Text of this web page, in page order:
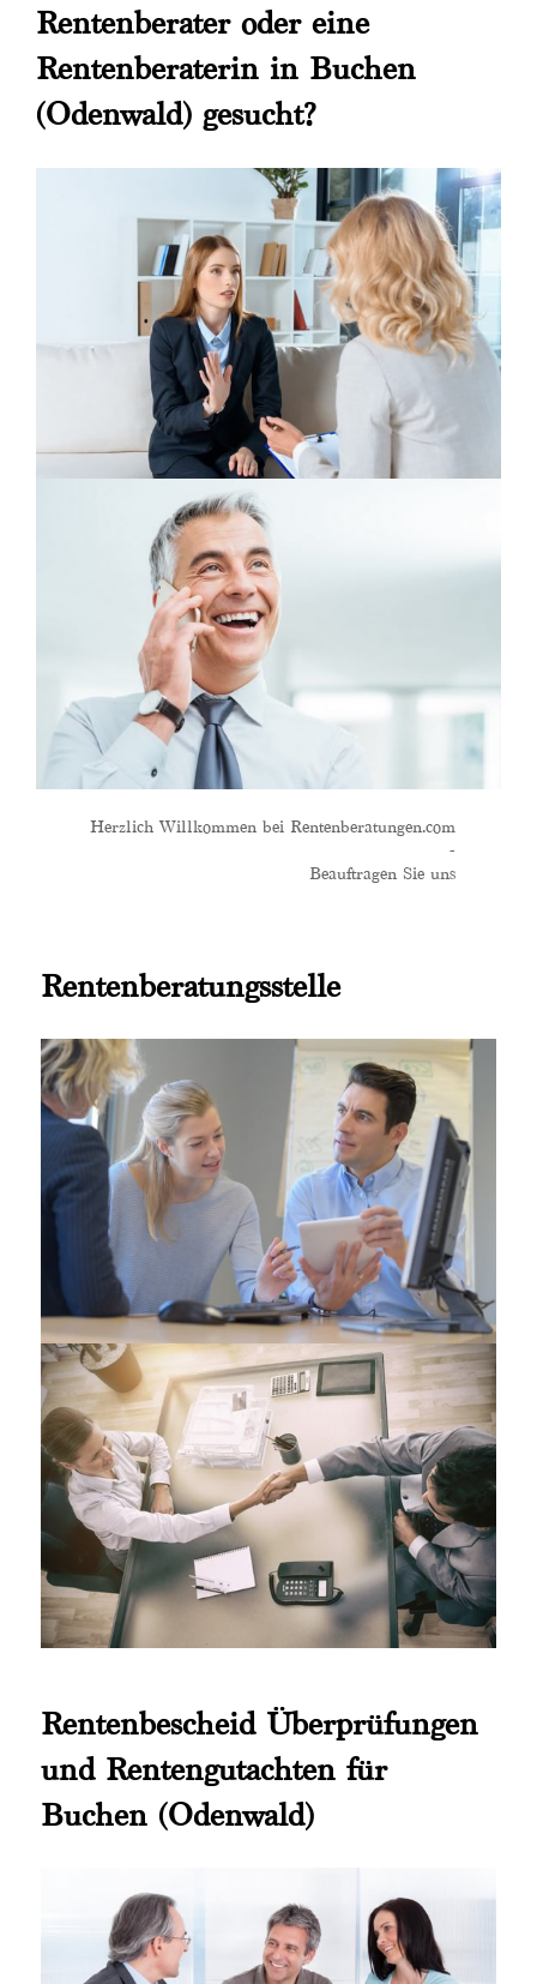
Rentenberater oder eine
Rentenberaterin in Buchen
(Odenwald) gesucht?
Herzlich Willkommen bei Rentenberatungen.com
-
Beauftragen Sie uns
Rentenberatungsstelle
Rentenbescheid Überprüfungen
und Rentengutachten für
Buchen (Odenwald)